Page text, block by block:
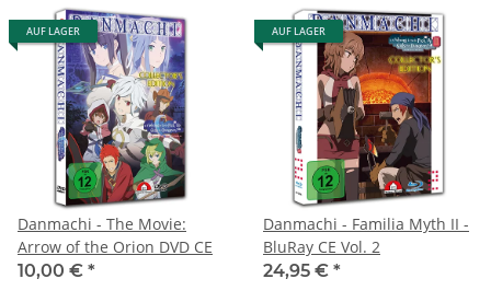
AUF LAGER
Danmachi - The Movie:
Arrow of the Orion DVD CE
10,00 € *
AUF LAGER
Danmachi - Familia Myth II -
BluRay CE Vol. 2
24,95 € *